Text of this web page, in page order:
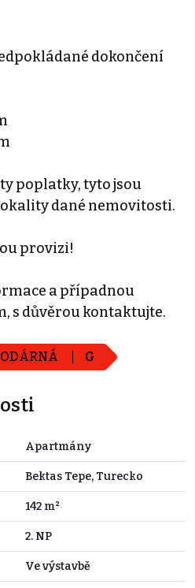
dokončení
poplatky, tyto jsou
dané nemovitosti.
provizi!
a případnou
s důvěrou kontaktujte.
G
Apartmány
Bektas Tepe, Turecko
142 m²
2. NP
Ve výstavbě